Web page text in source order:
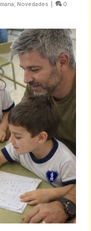
, Novedades 0